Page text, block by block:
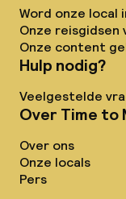
Word onze local
Onze reisgidsen
Onze content
Hulp nodig?
Veelgestelde
Over Time to
Over ons
Onze locals
Pers